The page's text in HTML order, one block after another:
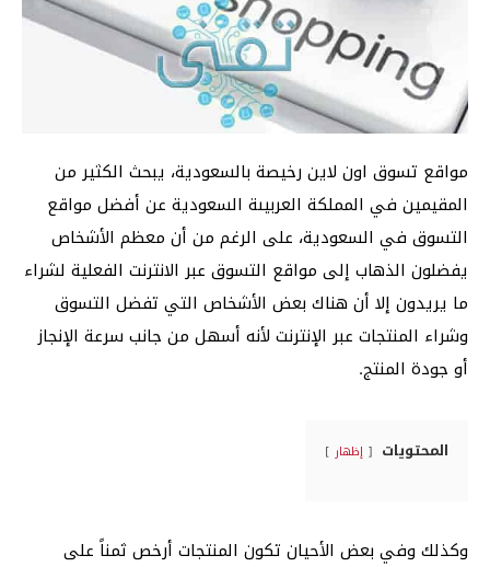
مواقع تسوق اون لاين رخيصة بالسعودية، يبحث الكثير من
المقيمين في المملكة العربيىة السعودية عن أفضل مواقع
التسوق في السعودية، على الرغم من أن معظم الأشخاص
يفضلون الذهاب إلى مواقع التسوق عبر الانترنت الفعلية لشراء
ما يريدون إلا أن هناك بعض الأشخاص التي تفضل التسوق
وشراء المنتجات عبر الإنترنت لأنه أسهل من جانب سرعة الإنجاز
أو جودة المنتج.
المحتويات إظهار
وكذلك وفي بعض الأحيان تكون المنتجات أرخص ثمناً على